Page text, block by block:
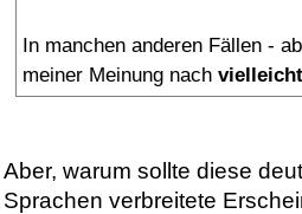
In manchen anderen Fällen -
meiner Meinung nach vielleicht
Aber, warum sollte diese
Sprachen verbreitete